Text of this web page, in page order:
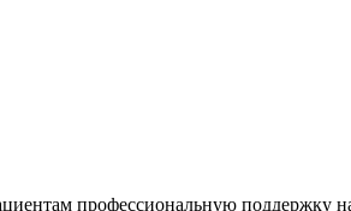
профессиональную поддержку